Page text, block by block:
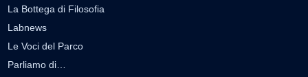
La Bottega di Filosofia
Labnews
Le Voci del Parco
Parliamo di…